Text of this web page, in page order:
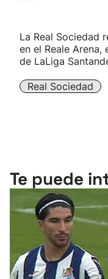
La Real Sociedad
en el Reale
de LaLiga
Real Sociedad
Te puede